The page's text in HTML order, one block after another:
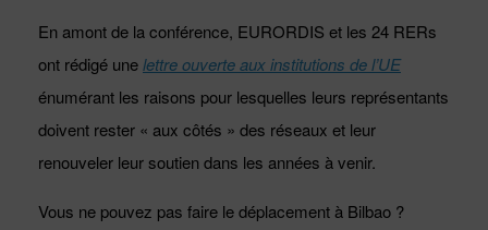
En amont de la conférence, EURORDIS et les 24 RERs
ont rédigé unelettre ouverte aux institutions de l’UE
énumérant les raisons pour lesquelles leurs représentants
doivent rester « aux côtés » des réseaux et leur
renouveler leur soutien dans les années à venir.
Vous ne pouvez pas faire le déplacement à Bilbao ?